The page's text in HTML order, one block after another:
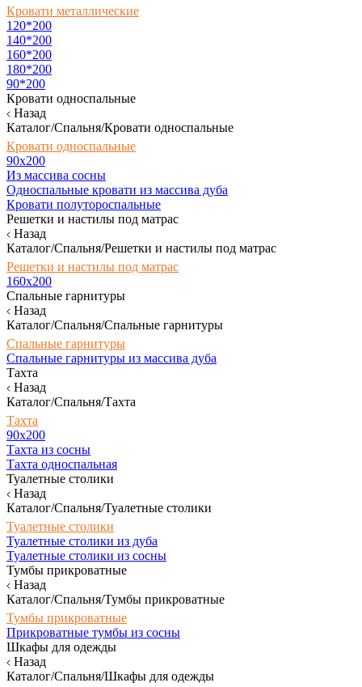
Кровати металлические
120*200
140*200
160*200
180*200
90*200
Кровати односпальные
Назад
Каталог/Спальня/Кровати односпальные
Кровати односпальные
90х200
Из массива сосны
Односпальные кровати из массива дуба
Кровати полутороспальные
Решетки и настилы под матрас
Назад
Каталог/Спальня/Решетки и настилы под матрас
Решетки и настилы под матрас
160х200
Спальные гарнитуры
Назад
Каталог/Спальня/Спальные гарнитуры
Спальные гарнитуры
Спальные гарнитуры из массива дуба
Тахта
Назад
Каталог/Спальня/Тахта
Тахта
90х200
Тахта из сосны
Тахта односпальная
Туалетные столики
Назад
Каталог/Спальня/Туалетные столики
Туалетные столики
Туалетные столики из дуба
Туалетные столики из сосны
Тумбы прикроватные
Назад
Каталог/Спальня/Тумбы прикроватные
Тумбы прикроватные
Прикроватные тумбы из сосны
Шкафы для одежды
Назад
Каталог/Спальня/Шкафы для одежды